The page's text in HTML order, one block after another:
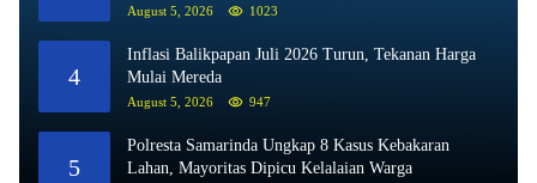
August 5, 2026 1023
4
Inflasi Balikpapan Juli 2026 Turun, Tekanan Harga
Mulai Mereda
August 5, 2026 947
5
Polresta Samarinda Ungkap 8 Kasus Kebakaran
Lahan, Mayoritas Dipicu Kelalaian Warga